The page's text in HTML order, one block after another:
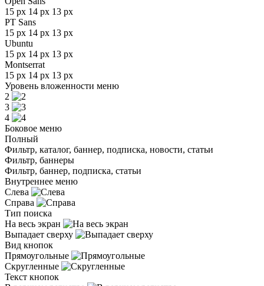
15 px 14 px 13 px
PT Sans
15 px 14 px 13 px
Ubuntu
15 px 14 px 13 px
Montserrat
15 px 14 px 13 px
Уровень вложенности меню
2
3
4
Боковое меню
Полный
Фильтр, каталог, баннер, подписка, новости, статьи
Фильтр, баннеры
Фильтр, баннер, подписка, статьи
Внутреннее меню
Слева
Справа
Тип поиска
На весь экран
Выпадает сверху
Вид кнопок
Прямоугольные
Скругленные
Текст кнопок